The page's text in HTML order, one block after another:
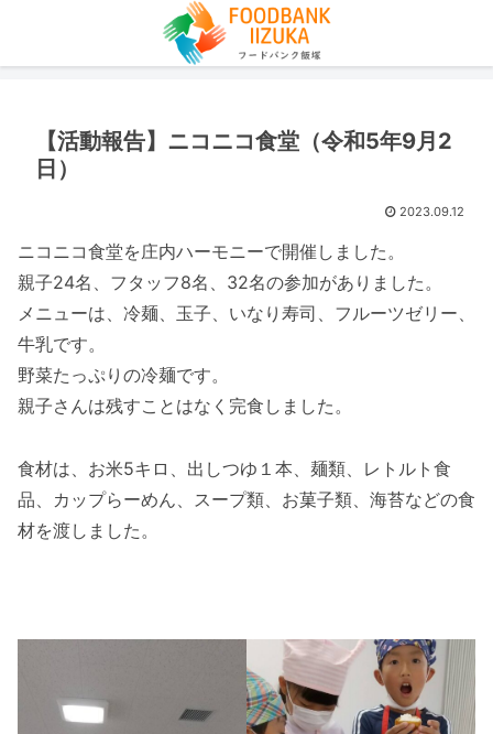
【活動報告】ニコニコ食堂（令和5年9月2
日）
2023.09.12
ニコニコ食堂を庄内ハーモニーで開催しました。
親子24名、フタッフ8名、32名の参加がありました。
メニューは、冷麺、玉子、いなり寿司、フルーツゼリー、
牛乳です。
野菜たっぷりの冷麺です。
親子さんは残すことはなく完食しました。
食材は、お米5キロ、出しつゆ１本、麺類、レトルト食
品、カップらーめん、スープ類、お菓子類、海苔などの食
材を渡しました。